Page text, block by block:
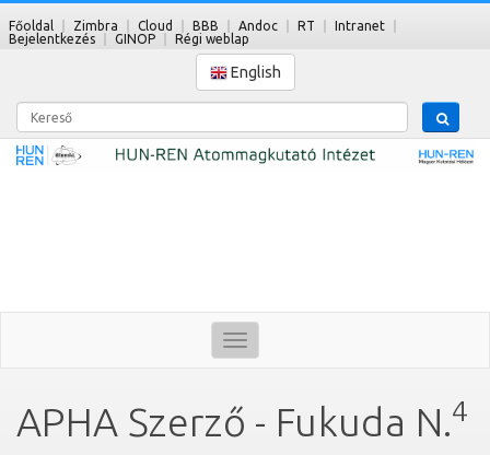
Főoldal Zimbra Cloud BBB Andoc RT
Intranet
Bejelentkezés
GINOP Régi weblap
English
Kereső
Toggle
navigation
APHA Szerző - Fukuda N.4